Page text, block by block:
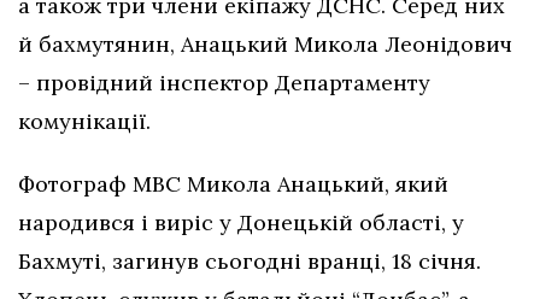
а також три члени екіпажу ДСНС. Серед них
й бахмутянин, Анацький Микола Леонідович
– провідний інспектор Департаменту
комунікації.
Фотограф МВС Микола Анацький, який
народився і виріс у Донецькій області, у
Бахмуті, загинув сьогодні вранці, 18 січня.